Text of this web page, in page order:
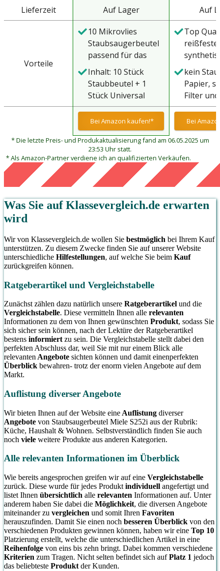
Lieferzeit Auf Lager Auf
Vorteile
10 Mikrovlies
Staubsaugerbeutel
passend für das
oben genannte
Staubsauger,
Sauger Modell / Typ
Bodenstaubsauger -
Ersatzteile -
Zubehör
Inhalt: 10 Stück
Staubbeutel + 1
Stück Universal
Filter / Microfilter
zum zuschneiden |
Staubsaugerfilter -
Beutel - Filterbeutel
- Filtertüten -
Staubsaugertüten -
Ersatztüten
Top
höchste
führt zu
Abluft -
kleinste
werden
kein
Papier,
Filter und
Dadurch
längere
der
im
Papier
Bei Amazon kaufen!* Bei
* Die letzte Preis- und Produkaktualisierung fand am 06.05.2025 um
23:53 Uhr statt.
* Als Amazon-Partner verdiene ich an qualifizierten Verkäufen.
Was Sie aufKlassevergleich.de erwarten
wird
Wir von Klassevergleich.de wollen Sie bestmöglich bei Ihrem Kauf
unterstützen. Zu diesem Zwecke finden Sie auf unserer Website
unterschiedliche Hilfestellungen, auf welche Sie beim Kauf
zurückgreifen können.
Ratgeberartikel und Vergleichstabelle
Zunächst zählen dazu natürlich unsere Ratgeberartikel und die
Vergleichstabelle. Diese vermitteln Ihnen alle relevanten
Informationen zu dem von Ihnen gewünschten Produkt, sodass Sie
sich sicher sein können, nach der Lektüre der Ratgeberartikel
bestens informiert zu sein. Die Vergleichstabelle stellt dabei den
perfekten Abschluss dar, weil Sie mit nur einem Blick alle
relevanten Angebote sichten können und damit einenperfekten
Überblick bewahren- trotz der enorm vielen Angebote auf dem
Markt.
Auflistung diverser Angebote
Wir bieten Ihnen auf der Website eine Auflistung diverser
Angebote von Staubsaugerbeutel Miele S252i aus der Rubrik:
Küche, Haushalt & Wohnen. Selbstverständlich finden Sie auch
noch viele weitere Produkte aus anderen Kategorien.
Alle relevanten Informationen im Überblick
Wie bereits angesprochen greifen wir auf eine Vergleichstabelle
zurück. Diese wurde für jedes Produkt individuell angefertigt und
listet Ihnen übersichtlich alle relevanten Informationen auf. Unter
anderem haben Sie dabei die Möglichkeit, die diversen Angebote
miteinander zu vergleichen und somit Ihren Favoriten
herauszufinden. Damit Sie einen noch besseren Überblick von den
verschiedenen Produkten gewinnen können, haben wir eine Top 10
Platzierung erstellt, welche die unterschiedlichen Artikel in eine
Reihenfolge von eins bis zehn bringt. Dabei kommen verschiedene
Kriterien zum Tragen. Nicht selten befindet sich aufPlatz 1 jedoch
das beliebteste Produkt der Kunden.